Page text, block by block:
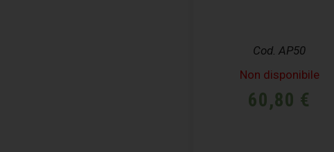
Cod. AP50
Non disponibile
60,80 €